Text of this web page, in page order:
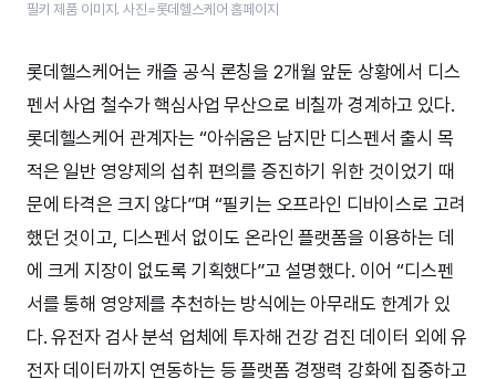
필키 제품 이미지. 사진=롯데헬스케어 홈페이지
롯데헬스케어는 캐즐 공식 론칭을 2개월 앞둔 상황에서 디스
펜서 사업 철수가 핵심사업 무산으로 비칠까 경계하고 있다.
롯데헬스케어 관계자는 “아쉬움은 남지만 디스펜서 출시 목
적은 일반 영양제의 섭취 편의를 증진하기 위한 것이었기 때
문에 타격은 크지 않다”며 “필키는 오프라인 디바이스로 고려
했던 것이고, 디스펜서 없이도 온라인 플랫폼을 이용하는 데
에 크게 지장이 없도록 기획했다”고 설명했다. 이어 “디스펜
서를 통해 영양제를 추천하는 방식에는 아무래도 한계가 있
다. 유전자 검사 분석 업체에 투자해 건강 검진 데이터 외에 유
전자 데이터까지 연동하는 등 플랫폼 경쟁력 강화에 집중하고